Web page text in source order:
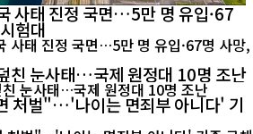
사태 진정 국면…5만 명 유입·67
험대
친 눈사태…국제 원정대 10명 조난
처벌"…'나이는 면죄부 아니다' 기